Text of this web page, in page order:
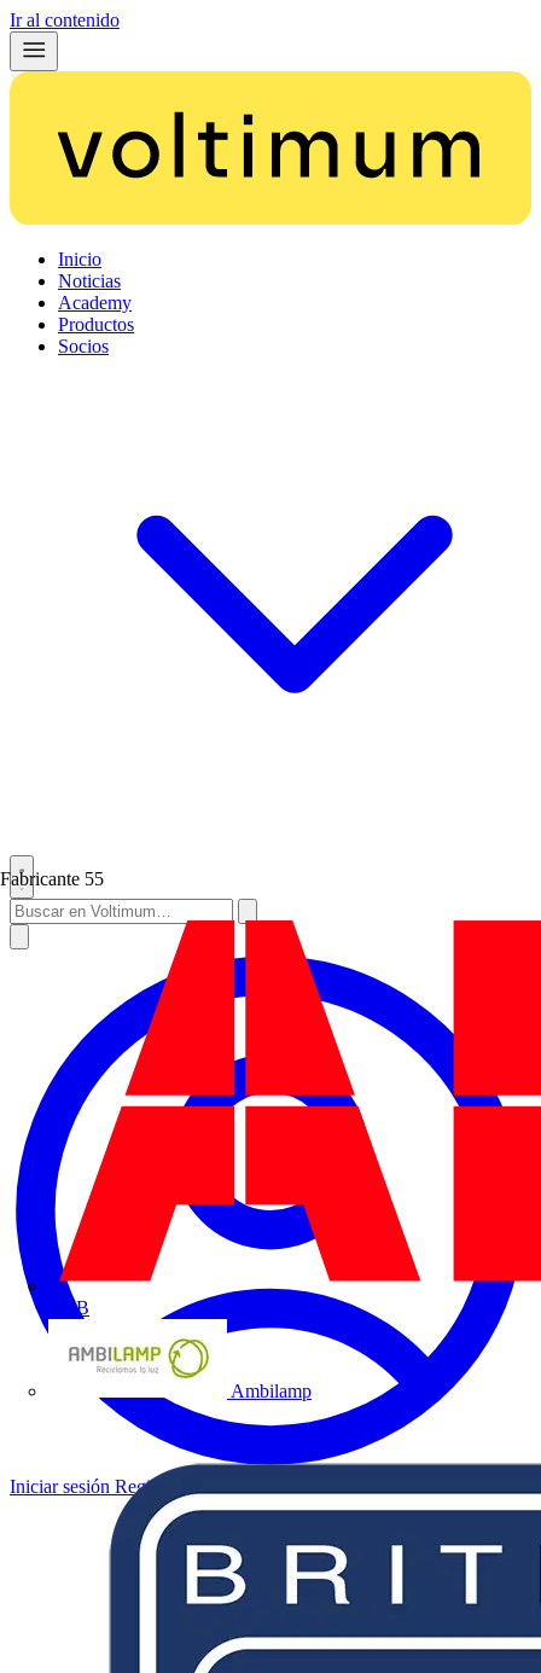
Ir al contenido
Inicio
Noticias
Academy
Productos
Socios
Fabricante 55
ABB
Ambilamp
Iniciar sesión Registrarse